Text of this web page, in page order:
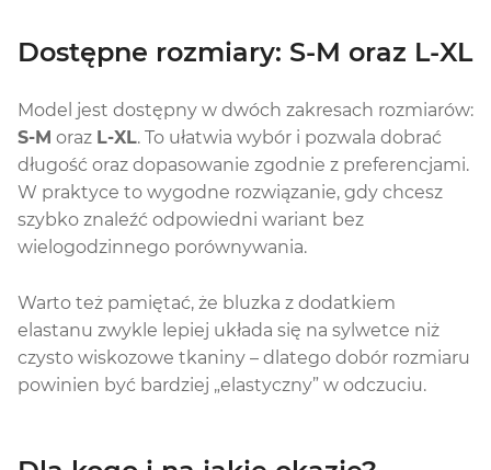
Dostępne rozmiary: S-M oraz L-XL
Model jest dostępny w dwóch zakresach rozmiarów:
S-M oraz L-XL. To ułatwia wybór i pozwala dobrać
długość oraz dopasowanie zgodnie z preferencjami.
W praktyce to wygodne rozwiązanie, gdy chcesz
szybko znaleźć odpowiedni wariant bez
wielogodzinnego porównywania.
Warto też pamiętać, że bluzka z dodatkiem
elastanu zwykle lepiej układa się na sylwetce niż
czysto wiskozowe tkaniny – dlatego dobór rozmiaru
powinien być bardziej „elastyczny” w odczuciu.